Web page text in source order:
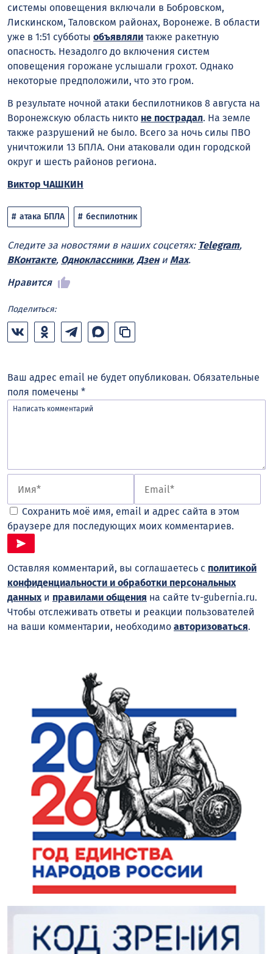
системы оповещения включали в Бобровском,
Лискинском, Таловском районах, Воронеже. В области
уже в 1:51 субботы объявляли также ракетную
опасность. Незадолго до включения систем
оповещения горожане услышали грохот. Однако
некоторые предположили, что это гром.
В результате ночной атаки беспилотников 8 августа на
Воронежскую область никто не пострадал. На земле
также разрушений не было. Всего за ночь силы ПВО
уничтожили 13 БПЛА. Они атаковали один городской
округ и шесть районов региона.
Виктор ЧАШКИН
атака БПЛА беспилотник
Следите за новостями в наших соцсетях: Telegram,
ВКонтакте, Одноклассники, Дзени Max.
Нравится
Поделиться:
Ваш адрес email не будет опубликован. Обязательные
поля помечены *
Сохранить моё имя, email и адрес сайта в этом
браузере для последующих моих комментариев.
Оставляя комментарий, вы соглашаетесь с политикой
конфиденциальности и обработки персональных
данныхи правилами общения на сайте tv-gubernia.ru.
Чтобы отслеживать ответы и реакции пользователей
на ваши комментарии, необходимо авторизоваться.